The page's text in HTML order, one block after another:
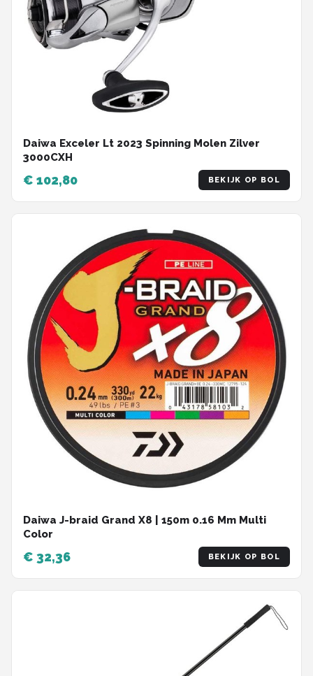
Daiwa Exceler Lt 2023 Spinning Molen Zilver
3000CXH
€ 102,80 BEKIJK OP BOL
Daiwa J-braid Grand X8 | 150m 0.16 Mm Multi
Color
€ 32,36 BEKIJK OP BOL